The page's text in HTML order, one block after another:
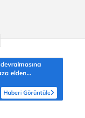
elden
Haberi Görüntüle